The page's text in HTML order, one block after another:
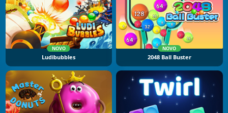
NOVO
Ludibubbles
NOVO
2048 Ball Buster